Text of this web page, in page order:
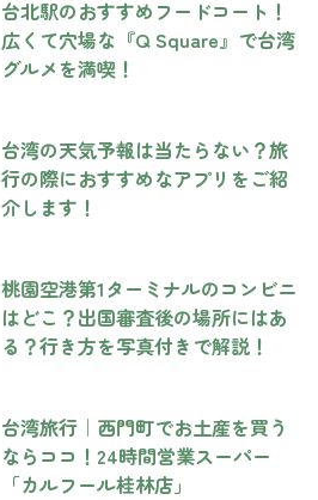
台北駅のおすすめフードコート！
広くて穴場な『Q Square』で台湾
グルメを満喫！
台湾の天気予報は当たらない？旅
行の際におすすめなアプリをご紹
介します！
桃園空港第1ターミナルのコンビニ
はどこ？出国審査後の場所にはあ
る？行き方を写真付きで解説！
台湾旅行｜西門町でお土産を買う
ならココ！24時間営業スーパー
「カルフール桂林店」